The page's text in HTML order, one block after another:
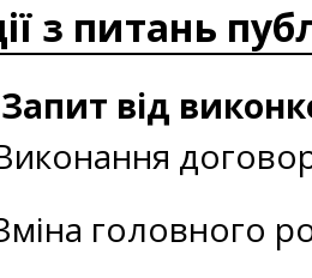
з питань
Запит від
головного